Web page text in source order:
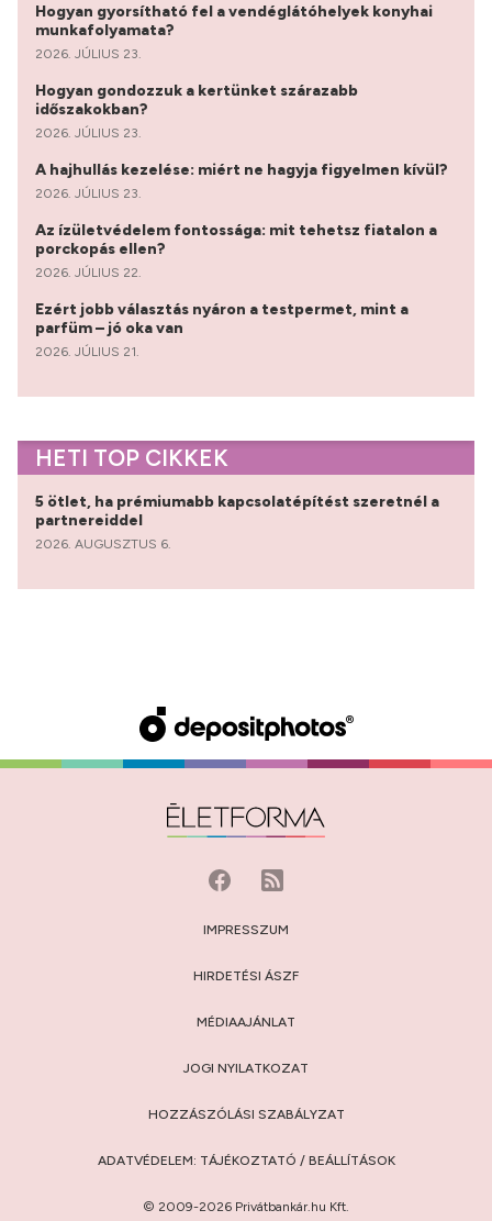
Hogyan gyorsítható fel a vendéglátóhelyek konyhai
munkafolyamata?
2026. JÚLIUS 23.
Hogyan gondozzuk a kertünket szárazabb
időszakokban?
2026. JÚLIUS 23.
A hajhullás kezelése: miért ne hagyja figyelmen kívül?
2026. JÚLIUS 23.
Az ízületvédelem fontossága: mit tehetsz fiatalon a
porckopás ellen?
2026. JÚLIUS 22.
Ezért jobb választás nyáron a testpermet, mint a
parfüm – jó oka van
2026. JÚLIUS 21.
HETI TOP CIKKEK
5 ötlet, ha prémiumabb kapcsolatépítést szeretnél a
partnereiddel
2026. AUGUSZTUS 6.
IMPRESSZUM
HIRDETÉSI ÁSZF
MÉDIAAJÁNLAT
JOGI NYILATKOZAT
HOZZÁSZÓLÁSI SZABÁLYZAT
ADATVÉDELEM: TÁJÉKOZTATÓ / BEÁLLÍTÁSOK
© 2009-2026 Privátbankár.hu Kft.